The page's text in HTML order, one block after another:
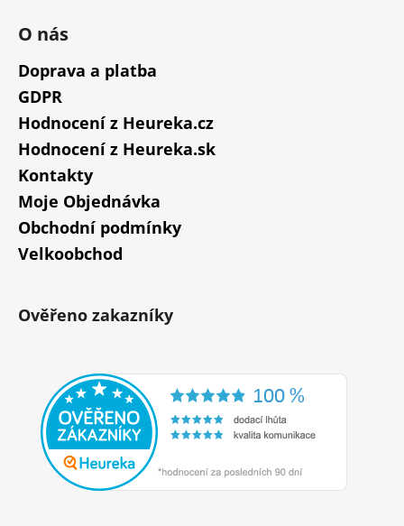
O nás
Doprava a platba
GDPR
Hodnocení z Heureka.cz
Hodnocení z Heureka.sk
Kontakty
Moje Objednávka
Obchodní podmínky
Velkoobchod
Ověřeno zakazníky